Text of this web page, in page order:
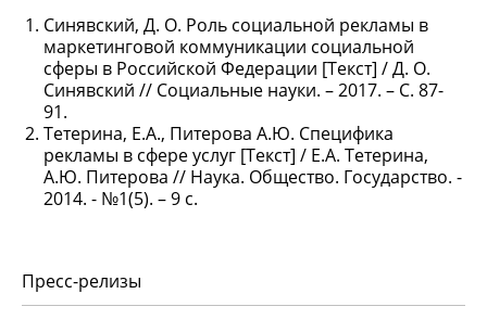
Синявский, Д. О. Роль социальной рекламы в
маркетинговой коммуникации социальной
сферы в Российской Федерации [Текст] / Д. О.
Синявский // Социальные науки. – 2017. – С. 87-
91.
Тетерина, Е.А., Питерова А.Ю. Специфика
рекламы в сфере услуг [Текст] / Е.А. Тетерина,
А.Ю. Питерова // Наука. Общество. Государство. -
2014. - №1(5). – 9 с.
Пресс-релизы